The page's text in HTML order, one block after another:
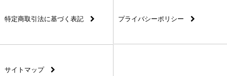
特定商取引法に基づく表記 プライバシーポリシー
サイトマップ